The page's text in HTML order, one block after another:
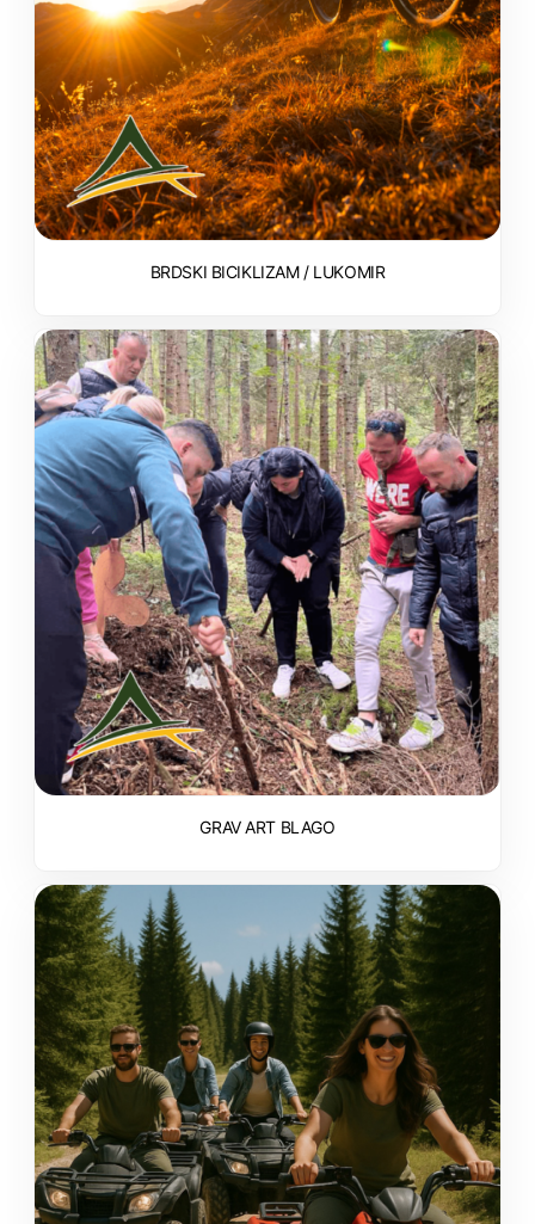
BRDSKI BICIKLIZAM / LUKOMIR
GRAV ART BLAGO